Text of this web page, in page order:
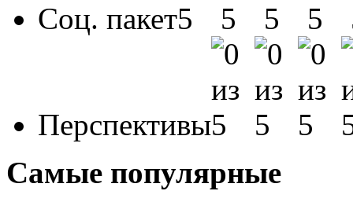
Соц. пакет
Перспективы
Самые популярные